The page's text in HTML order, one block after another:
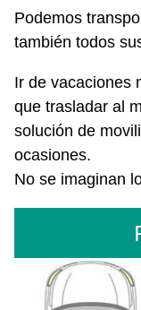
Podemos
también todos
Ir de vacaciones
que trasladar al
solución de
ocasiones.
No se imaginan